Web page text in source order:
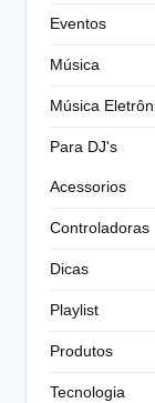
Eventos
Música
Música
Para DJ's
Acessorios
Controladoras
Dicas
Playlist
Produtos
Tecnologia